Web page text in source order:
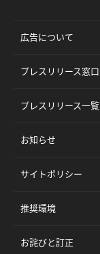
広告について
プレスリリース窓口
プレスリリース一覧
お知らせ
サイトポリシー
推奨環境
お詫びと訂正